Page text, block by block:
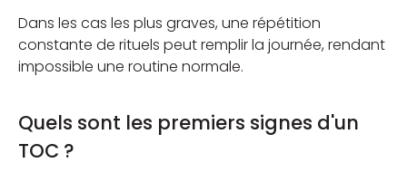
Dans les cas les plus graves, une répétition
constante de rituels peut remplir la journée, rendant
impossible une routine normale.
Quels sont les premiers signes d'un
TOC ?